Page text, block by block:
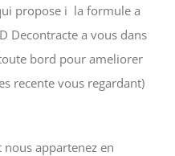
propose i la formule a
Decontracte a vous dans
bord pour ameliorer
recente vous regardant)
appartenez en